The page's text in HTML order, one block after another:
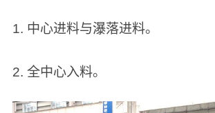
1. 中心进料与瀑落进料。
2. 全中心入料。